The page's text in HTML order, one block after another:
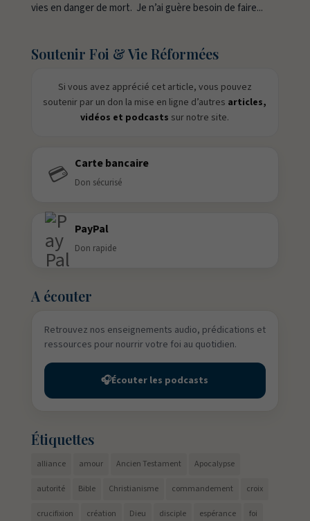
vies en danger de mort. Je n’ai guère besoin de faire...
Soutenir Foi & Vie Réformées
Si vous avez apprécié cet article, vous pouvez
soutenir par un don la mise en ligne d’autres articles,
vidéos et podcasts sur notre site.
💳 Carte bancaire
Don sécurisé
PayPal
Don rapide
A écouter
Retrouvez nos enseignements audio, prédications et
ressources pour nourrir votre foi au quotidien.
🎧Écouter les podcasts
Étiquettes
alliance amour Ancien Testament Apocalypse
autorité Bible Christianisme commandement croix
crucifixion création Dieu disciple espérance foi